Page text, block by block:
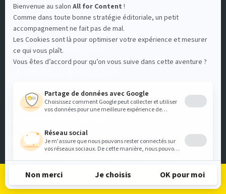
Nous contacter
COMMUNICATION
Espace Presse
RETROUVEZ-NOUS
Pour vous tenir au courant de toutes les actus d'All for
Content
Je m'inscris Je me connecte Le programme Les exposants